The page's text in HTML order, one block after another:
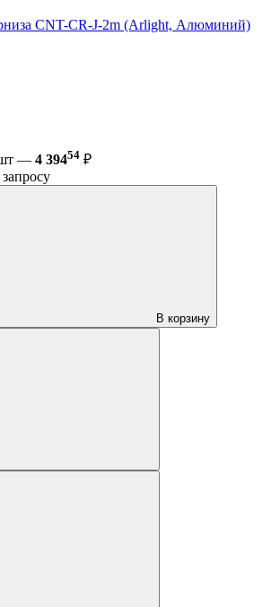
CNT-CR-J-2m (Arlight, Алюминий)
шт — 4 39454 ₽
В корзину